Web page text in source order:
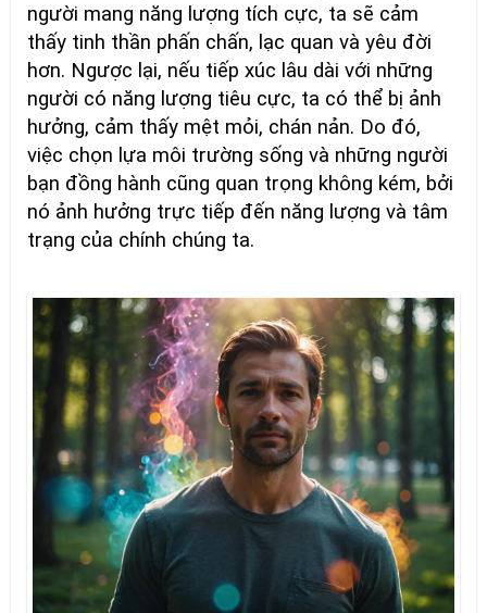
người mang năng lượng tích cực, ta sẽ cảm
thấy tinh thần phấn chấn, lạc quan và yêu đời
hơn. Ngược lại, nếu tiếp xúc lâu dài với những
người có năng lượng tiêu cực, ta có thể bị ảnh
hưởng, cảm thấy mệt mỏi, chán nản. Do đó,
việc chọn lựa môi trường sống và những người
bạn đồng hành cũng quan trọng không kém, bởi
nó ảnh hưởng trực tiếp đến năng lượng và tâm
trạng của chính chúng ta.